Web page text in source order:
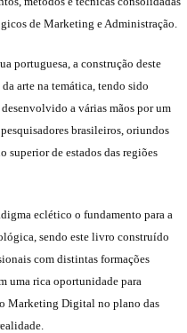
de Marketing e Administração.
portuguesa, a construção deste
arte na temática, tendo sido
a várias mãos por um
brasileiros, oriundos
superior de estados das regiões
eclético o fundamento para a
sendo este livro construído
com distintas formações
uma rica oportunidade para
Marketing Digital no plano das